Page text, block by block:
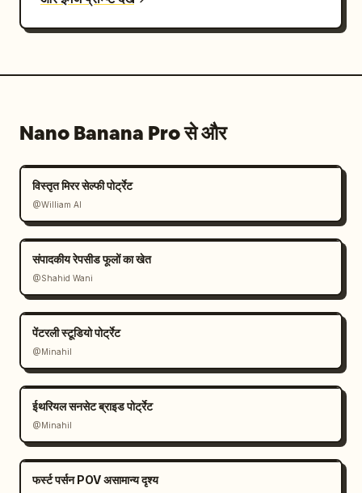
Nano Banana Pro से और
विस्तृत मिरर सेल्फी पोर्ट्रेट
@William AI
संपादकीय रेपसीड फूलों का खेत
@Shahid Wani
पेंटरली स्टूडियो पोर्ट्रेट
@Minahil
ईथरियल सनसेट ब्राइड पोर्ट्रेट
@Minahil
फर्स्ट पर्सन POV असामान्य दृश्य